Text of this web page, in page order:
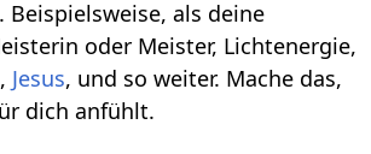
als deine
oder Meister, Lichtenergie,
, Jesus, und so weiter. Mache das,
dich anfühlt.